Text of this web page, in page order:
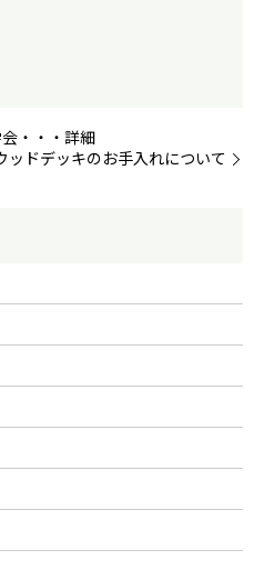
・・・詳細
ッドデッキのお手入れについて